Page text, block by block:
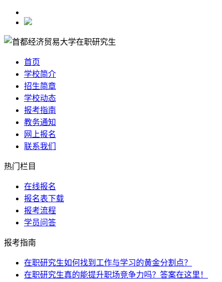
首页
学校简介
招生简章
学校动态
报考指南
教务通知
网上报名
联系我们
热门栏目
在线报名
报名表下载
报考流程
学员问答
报考指南
在职研究生如何找到工作与学习的黄金分割点？
在职研究生真的能提升职场竞争力吗？答案在这里！